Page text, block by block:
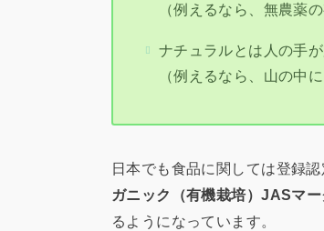
（例えるなら、無農薬
ナチュラルとは人の手
（例えるなら、山の中
日本でも食品に関しては登録
ガニック（有機栽培）JASマー
るようになっています。